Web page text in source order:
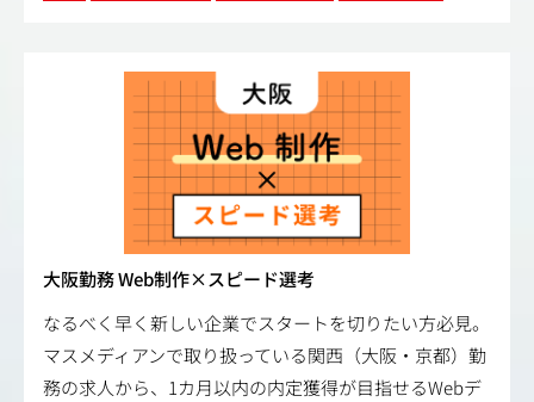
大阪勤務 Web制作×スピード選考
なるべく早く新しい企業でスタートを切りたい方必見。
マスメディアンで取り扱っている関西（大阪・京都）勤
務の求人から、1カ月以内の内定獲得が目指せるWebデ